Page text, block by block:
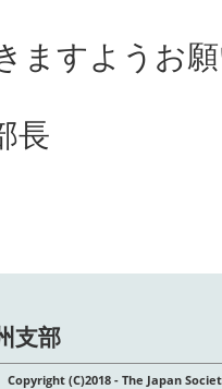
ますようお
長
支部
Copyright (C)2018 - The Japan